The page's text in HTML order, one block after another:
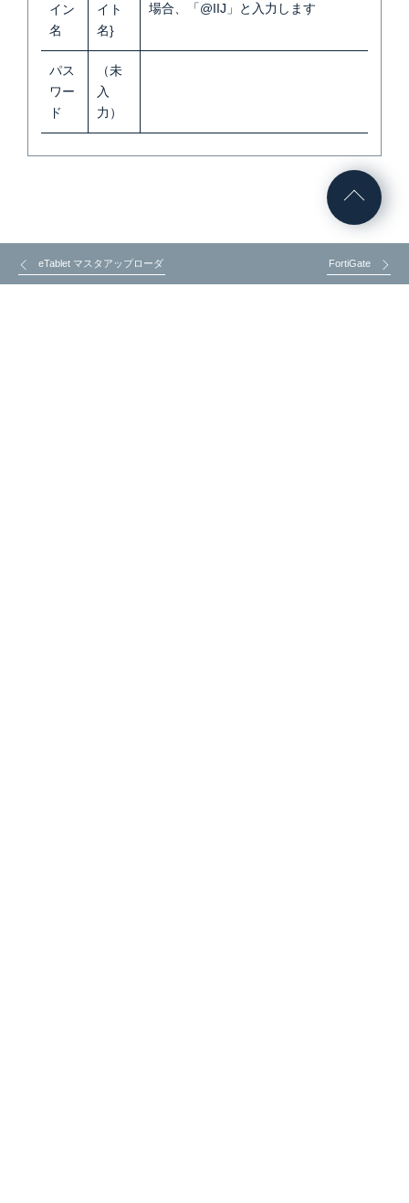
イン
名
イト
名}
場合、「@IIJ」と入力します
パス
ワー
ド
（未
入
力）
eTablet マスタアップローダ FortiGate